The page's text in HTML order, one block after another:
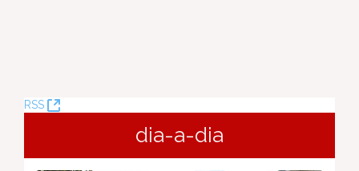
RSS
(Öffnet
dia-a-dia